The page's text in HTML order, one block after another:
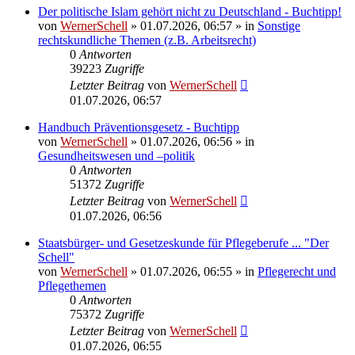
Der politische Islam gehört nicht zu Deutschland - Buchtipp!
von WernerSchell » 01.07.2026, 06:57 » in Sonstige
rechtskundliche Themen (z.B. Arbeitsrecht)
0 Antworten
39223 Zugriffe
Letzter Beitrag von WernerSchell
01.07.2026, 06:57
Handbuch Präventionsgesetz - Buchtipp
von WernerSchell » 01.07.2026, 06:56 » in
Gesundheitswesen und –politik
0 Antworten
51372 Zugriffe
Letzter Beitrag von WernerSchell
01.07.2026, 06:56
Staatsbürger- und Gesetzeskunde für Pflegeberufe ... "Der
Schell"
von WernerSchell » 01.07.2026, 06:55 » in Pflegerecht und
Pflegethemen
0 Antworten
75372 Zugriffe
Letzter Beitrag von WernerSchell
01.07.2026, 06:55